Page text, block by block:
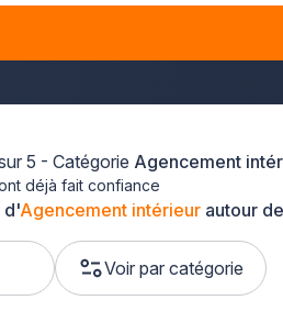
espace de vie.Que vous
intervient dans tout le
d'Agencement intérieur autour
Voir par catégorie
5 - Catégorie Agencement
déjà fait confiance